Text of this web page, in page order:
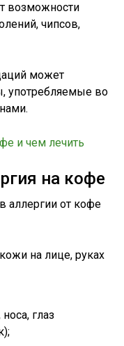
возможности
чипсов,
может
употребляемые во
на кофе
аллергии от кофе
на лице, руках
глаз